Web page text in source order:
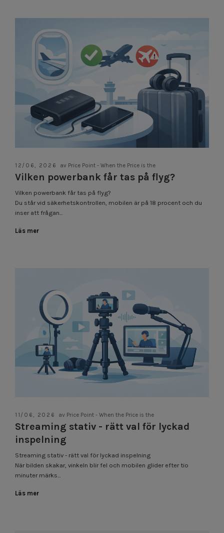
12/06, 2026 av Price Point - When the Price is the
Vilken powerbank får tas på flyg?
Vilken powerbank får tas på flyg?
Du står vid säkerhetskontrollen, mobilen är på 18 procent och du
inser att frågan...
Läs mer
11/06, 2026 av Price Point - When the Price is the
Streaming stativ - rätt val för lyckad
inspelning
Streaming stativ - rätt val för lyckad inspelning
När bilden skakar, vinkeln blir fel och mobilen glider efter tio
minuter märks...
Läs mer